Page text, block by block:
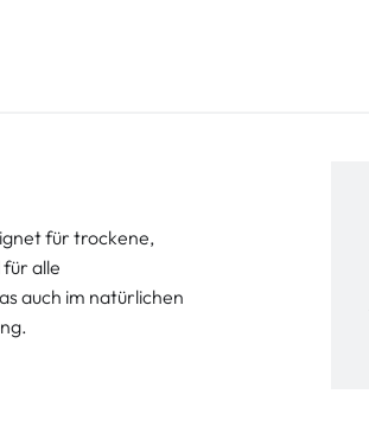
für trockene,
alle
auch im natürlichen